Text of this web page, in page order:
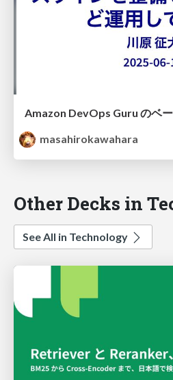
masahirokawahara
Other Decks in
See All in Technology